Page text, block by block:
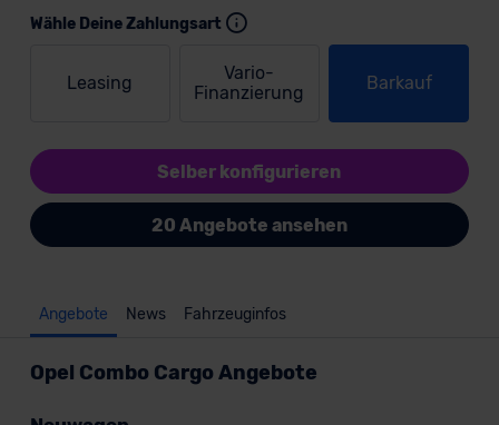
Wähle Deine Zahlungsart
Leasing
Vario-
Finanzierung
Barkauf
Selber konfigurieren
20 Angebote ansehen
Angebote News Fahrzeuginfos
Opel Combo Cargo Angebote